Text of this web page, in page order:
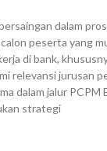
dalam
peserta yang
di bank,
relevansi jurusan
dalam jalur PCPM
strategi